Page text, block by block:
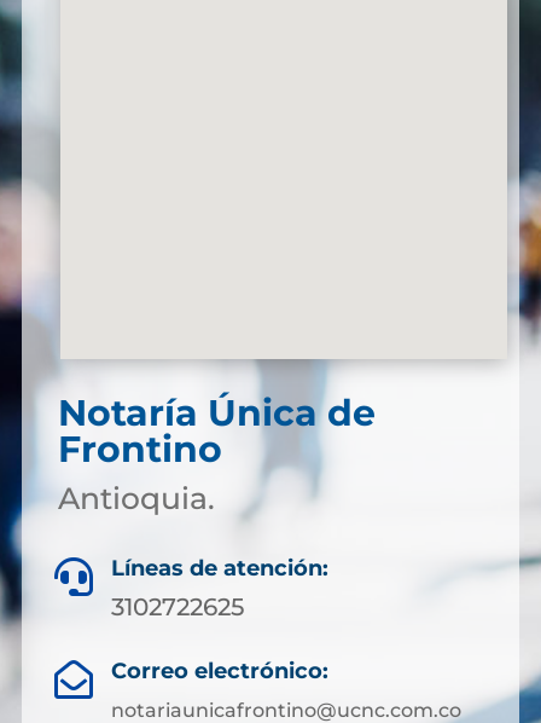
Notaría Única de
Frontino
Antioquia.
 Líneas de atención:
3102722625
 Correo electrónico:
notariaunicafrontino@ucnc.com.co